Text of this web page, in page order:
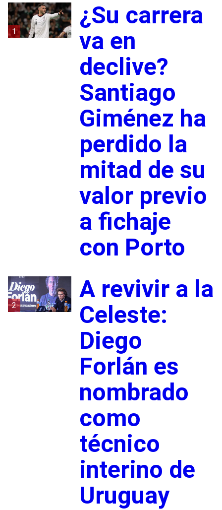
1
¿Su carrera
va en
declive?
Santiago
Giménez ha
perdido la
mitad de su
valor previo
a fichaje
con Porto
2
A revivir a la
Celeste:
Diego
Forlán es
nombrado
como
técnico
interino de
Uruguay